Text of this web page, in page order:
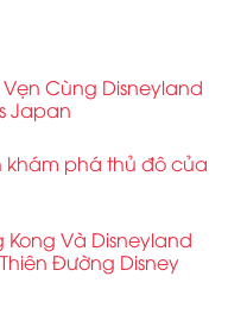
Cùng Disneyland
Japan
khám phá thủ đô của
Và Disneyland
Đường Disney